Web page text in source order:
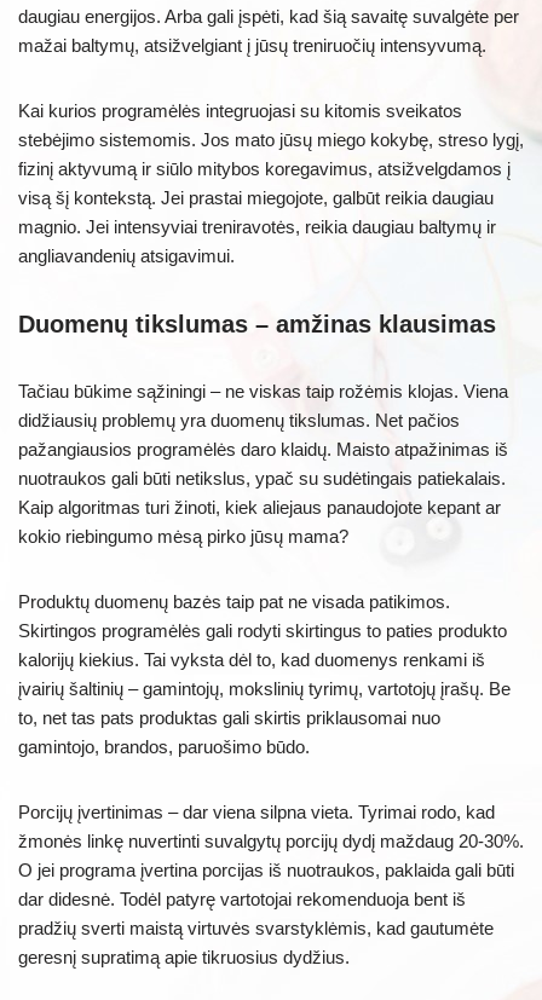
daugiau energijos. Arba gali įspėti, kad šią savaitę suvalgėte per
mažai baltymų, atsižvelgiant į jūsų treniruočių intensyvumą.
Kai kurios programėlės integruojasi su kitomis sveikatos
stebėjimo sistemomis. Jos mato jūsų miego kokybę, streso lygį,
fizinį aktyvumą ir siūlo mitybos koregavimus, atsižvelgdamos į
visą šį kontekstą. Jei prastai miegojote, galbūt reikia daugiau
magnio. Jei intensyviai treniravotės, reikia daugiau baltymų ir
angliavandenių atsigavimui.
Duomenų tikslumas – amžinas klausimas
Tačiau būkime sąžiningi – ne viskas taip rožėmis klojas. Viena
didžiausių problemų yra duomenų tikslumas. Net pačios
pažangiausios programėlės daro klaidų. Maisto atpažinimas iš
nuotraukos gali būti netikslus, ypač su sudėtingais patiekalais.
Kaip algoritmas turi žinoti, kiek aliejaus panaudojote kepant ar
kokio riebingumo mėsą pirko jūsų mama?
Produktų duomenų bazės taip pat ne visada patikimos.
Skirtingos programėlės gali rodyti skirtingus to paties produkto
kalorijų kiekius. Tai vyksta dėl to, kad duomenys renkami iš
įvairių šaltinių – gamintojų, mokslinių tyrimų, vartotojų įrašų. Be
to, net tas pats produktas gali skirtis priklausomai nuo
gamintojo, brandos, paruošimo būdo.
Porcijų įvertinimas – dar viena silpna vieta. Tyrimai rodo, kad
žmonės linkę nuvertinti suvalgytų porcijų dydį maždaug 20-30%.
O jei programa įvertina porcijas iš nuotraukos, paklaida gali būti
dar didesnė. Todėl patyrę vartotojai rekomenduoja bent iš
pradžių sverti maistą virtuvės svarstyklėmis, kad gautumėte
geresnį supratimą apie tikruosius dydžius.